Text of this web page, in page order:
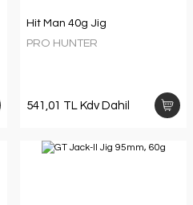
Hit Man 40g Jig
PRO HUNTER
541,01 TL Kdv Dahil